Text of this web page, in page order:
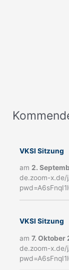
VKSI Sitzung
am 2.
de.zoom-
VKSI Sitzung
am7. Oktober
de.zoom-
A